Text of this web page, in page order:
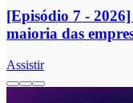
[Episódio 7 -
maioria das
Assistir